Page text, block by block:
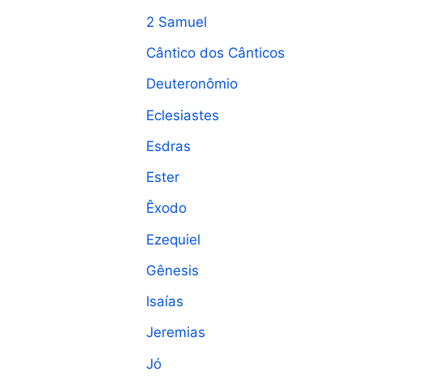
o
r
2 Samuel
Cântico dos Cânticos
Deuteronômio
Eclesiastes
Esdras
Ester
Êxodo
Ezequiel
Gênesis
Isaías
Jeremias
Jó